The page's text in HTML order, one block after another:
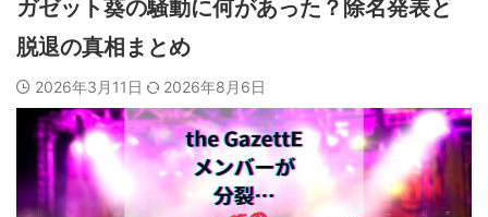
ガゼット葵の騒動に何があった？除名発表と
脱退の真相まとめ
2026年3月11日 2026年8月6日